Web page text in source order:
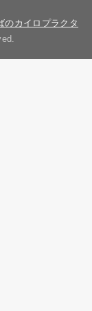
のカイロプラクタ